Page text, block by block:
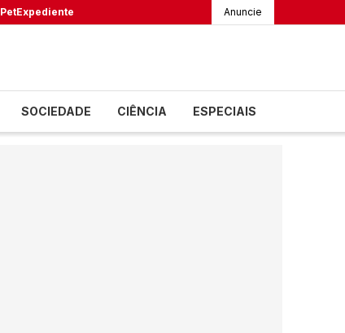
PetExpediente Anuncie
SOCIEDADE CIÊNCIA ESPECIAIS